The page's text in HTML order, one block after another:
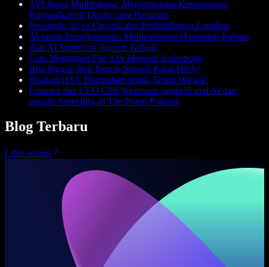
API Suara Multibahasa: Menjembatani Kesenjangan
Komunikasi di Dunia yang Beragam
Resemble.AI vs ElevenLabs: Perbandingan Lengkap
AI untuk Penerjemahan: Menjembatani Hambatan Bahasa
Alat AI Speech to Speech Terbaik
Cara Mengubah File iOS Menjadi Audiobook
Bisa Nggak Beli Text to Speech Pakai HSA?
Bisakah HSA Digunakan untuk Terapi Wicara?
Founder dan CEO Cliff Weitzman ngobrol soal AI dan
sejarah Speechify di The Pomp Podcast
Blog Terbaru
Lihat semua